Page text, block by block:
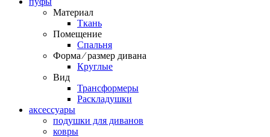
Материал
Ткань
Помещение
Спальня
Форма ⁄ размер дивана
Круглые
Вид
Трансформеры
Раскладушки
аксессуары
подушки для диванов
ковры